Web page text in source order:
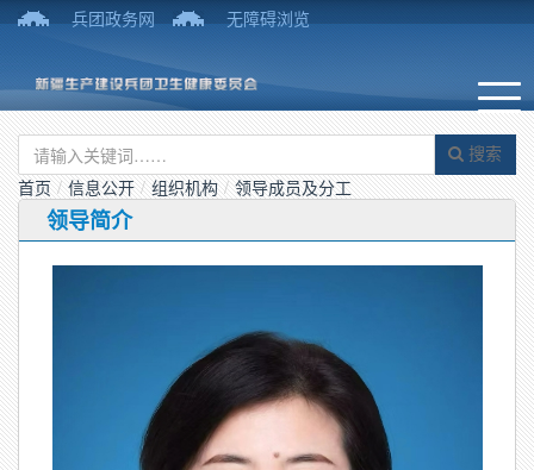
兵团政务网 无障碍浏览
搜索
首页 / 信息公开 / 组织机构 / 领导成员及分工
领导简介